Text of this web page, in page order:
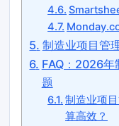
制造业项目管
FAQ：2026年
题
制造业项
算高效？